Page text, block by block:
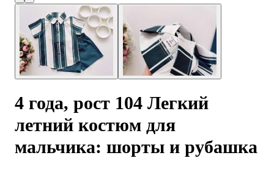
4 года, рост 104 Легкий
летний костюм для
мальчика: шорты и рубашка